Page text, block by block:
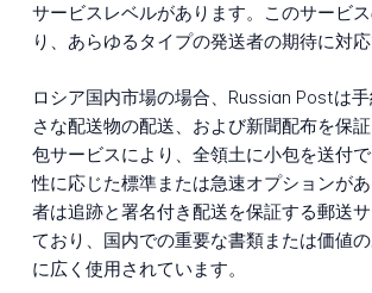
サービスレベルがあります。このサービ
り、あらゆるタイプの発送者の期待に対応
ロシア国内市場の場合、Russian Postは
さな配送物の配送、および新聞配布を保
包サービスにより、全領土に小包を送付
性に応じた標準または急速オプションが
者は追跡と署名付き配送を保証する郵送
ており、国内での重要な書類または価値
に広く使用されています。